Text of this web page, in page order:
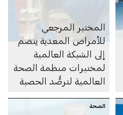
المختبر المرجعي
للأمراض المعدية ينضم
إلى الشبكة العالمية
لمختبرات منظمة الصحة
العالمية لترصُّد الحصبة
الصحة